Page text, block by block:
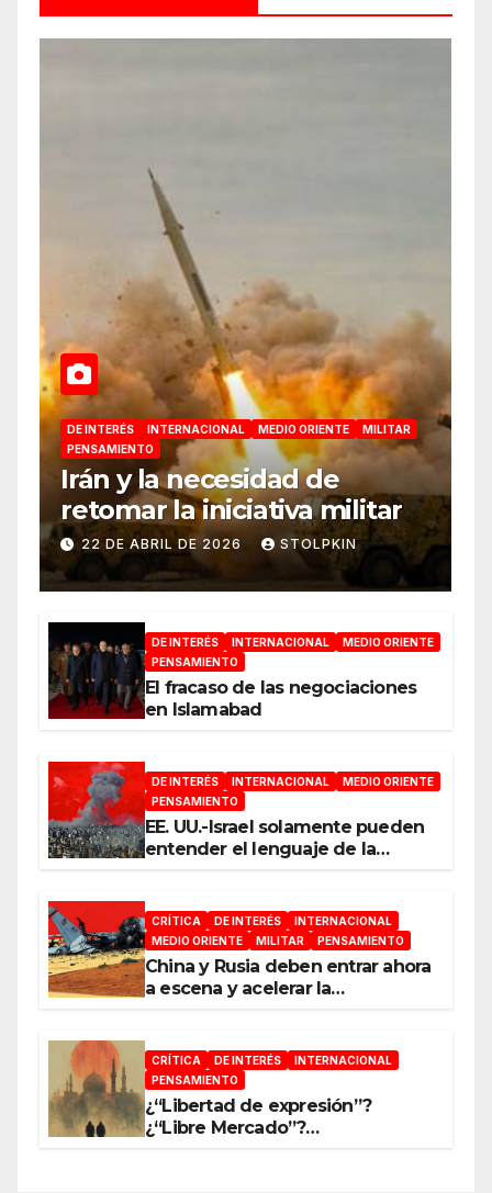
DE INTERÉS INTERNACIONAL MEDIO ORIENTE
MILITAR
PENSAMIENTO
Irán y la necesidad de
retomar la iniciativa militar
22 DE ABRIL DE 2026 STOLPKIN
DE INTERÉS INTERNACIONAL
MEDIO ORIENTE
PENSAMIENTO
El fracaso de las negociaciones
en Islamabad
DE INTERÉS INTERNACIONAL
MEDIO ORIENTE
PENSAMIENTO
EE. UU.-Israel solamente pueden
entender el lenguaje de la
CRÍTICA DE INTERÉS
INTERNACIONAL
MEDIO ORIENTE
MILITAR PENSAMIENTO
China y Rusia deben entrar ahora
a escena y acelerar la
CRÍTICA DE INTERÉS
INTERNACIONAL
PENSAMIENTO
¿“Libertad de expresión”?
¿“Libre Mercado”?